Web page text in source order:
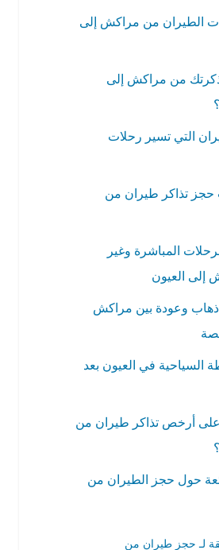
من مراكش إلى
من مراكش إلى
تسير رحلات
طيران من
المباشرة وغير
بين مراكش
في العيون بعد
تذاكر طيران من
حجز الطيران من
طيران من